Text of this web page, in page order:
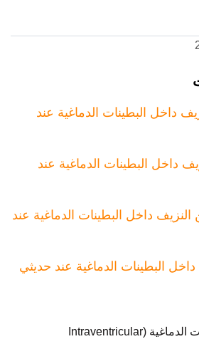
داخل البطينات الدماغية عند
داخل البطينات الدماغية عند
داخل البطينات الدماغية عند
البطينات الدماغية عند حديثي
يعدُّ النزيف داخل البطينات الدماغية (Intraventricular